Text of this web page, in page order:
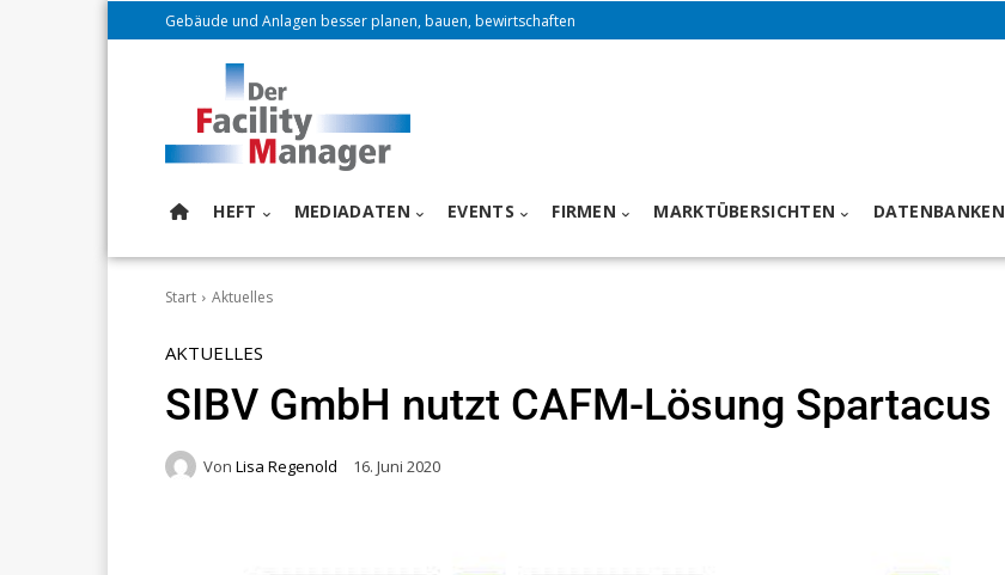
Gebäude und Anlagen besser planen, bauen, bewirtschaften
HEFT MEDIADATEN EVENTS FIRMEN MARKTÜBERSICHTEN DATENBANKEN
Start Aktuelles
AKTUELLES
SIBV GmbH nutzt CAFM-Lösung Spartacus
Von Lisa Regenold 16. Juni 2020